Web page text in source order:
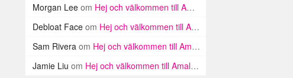
Morgan Lee om Hej och välkommen till Amalfikusten
Debloat Face om Hej och välkommen till Amalfikusten
Sam Rivera om Hej och välkommen till Amalfikusten
Jamie Liu om Hej och välkommen till Amalfikusten